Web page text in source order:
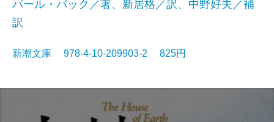
パール・バック／著、新居格／訳、中野好夫／補
訳
新潮文庫 978-4-10-209903-2 825円